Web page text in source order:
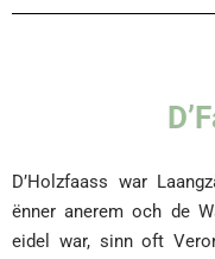
D’Holzfaass war
ënner anerem och de
eidel war, sinn oft